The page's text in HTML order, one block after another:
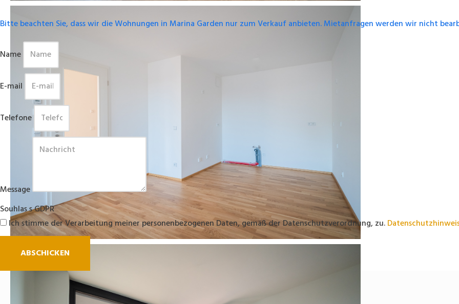
Bitte beachten Sie, dass wir die Wohnungen in Marina Garden nur zum Verkauf anbieten. Mietanfragen werden wir nicht
Name
E-mail
Telefone
Message
Souhlas s GDPR
Ich stimme der Verarbeitung meiner personenbezogenen Daten, gemäß der Datenschutzverordnung, zu.
ABSCHICKEN